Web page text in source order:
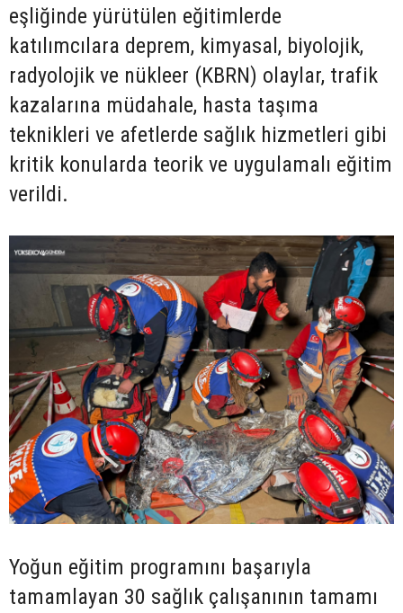
eşliğinde yürütülen eğitimlerde
katılımcılara deprem, kimyasal, biyolojik,
radyolojik ve nükleer (KBRN) olaylar, trafik
kazalarına müdahale, hasta taşıma
teknikleri ve afetlerde sağlık hizmetleri gibi
kritik konularda teorik ve uygulamalı eğitim
verildi.
Yoğun eğitim programını başarıyla
tamamlayan 30 sağlık çalışanının tamamı